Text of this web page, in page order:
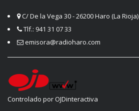
C/ De la Vega 30 - 26200 Haro (La Rioja)
Tlf.: 941 31 07 33
emisora@radioharo.com
Controlado por OJDinteractiva